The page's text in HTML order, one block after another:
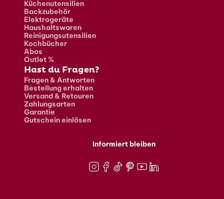
Küchenutensilien
Backzubehör
Elektrogeräte
Haushaltswaren
Reinigungsutensilien
Kochbücher
Abos
Outlet %
Hast du Fragen?
Fragen & Antworten
Bestellung erhalten
Versand & Retouren
Zahlungsarten
Garantie
Gutschein einlösen
Informiert bleiben